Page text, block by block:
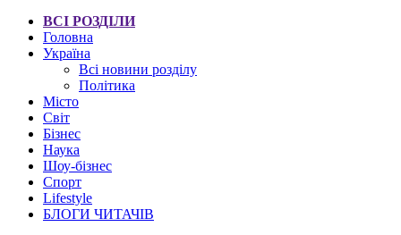
ВСІ РОЗДІЛИ
Головна
Україна
Всі новини розділу
Політика
Місто
Світ
Бізнес
Наука
Шоу-бізнес
Спорт
Lifestyle
БЛОГИ ЧИТАЧІВ